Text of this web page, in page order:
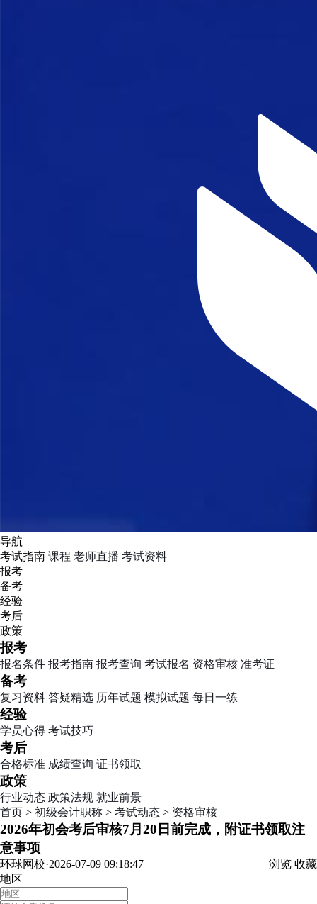
导航
考试指南 课程 老师直播 考试资料
报考
备考
经验
考后
政策
报考
报名条件 报考指南 报考查询 考试报名 资格审核 准考证
备考
复习资料 答疑精选 历年试题 模拟试题 每日一练
经验
学员心得 考试技巧
考后
合格标准 成绩查询 证书领取
政策
行业动态 政策法规 就业前景
首页 > 初级会计职称 > 考试动态 > 资格审核
2026年初会考后审核7月20日前完成，附证书领取注
意事项
环球网校·2026-07-09 09:18:47 浏览 收藏
地区